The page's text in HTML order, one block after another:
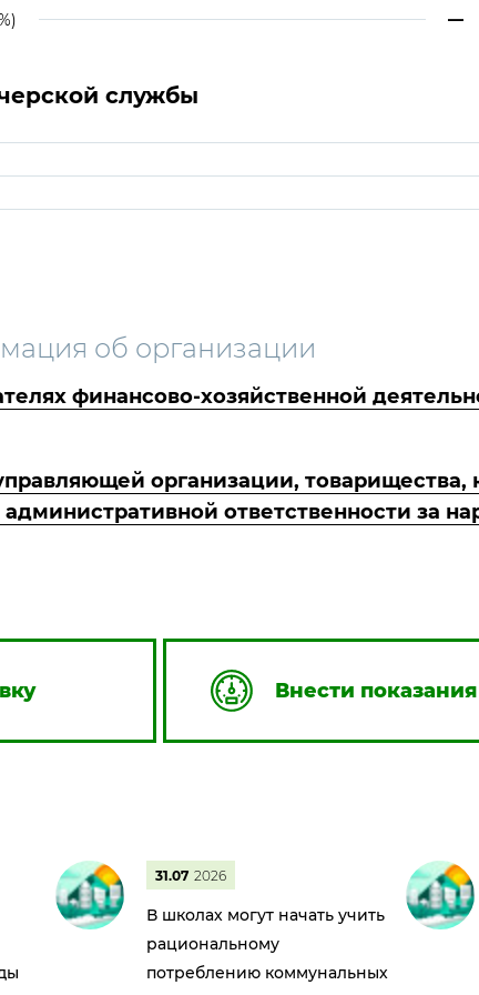
—
службы
об организации
финансово-хозяйственной
организации, товарищества,
ответственности за
Внести
31.07 2026
В школах могут начать учить
рациональному
потреблению коммунальных